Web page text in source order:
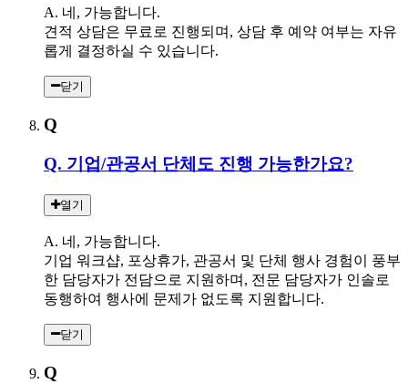
A. 네, 가능합니다.
견적 상담은 무료로 진행되며, 상담 후 예약 여부는 자유
롭게 결정하실 수 있습니다.
닫기
Q
Q. 기업/관공서 단체도 진행 가능한가요?
열기
A. 네, 가능합니다.
기업 워크샵, 포상휴가, 관공서 및 단체 행사 경험이 풍부
한 담당자가 전담으로 지원하며, 전문 담당자가 인솔로
동행하여 행사에 문제가 없도록 지원합니다.
닫기
Q